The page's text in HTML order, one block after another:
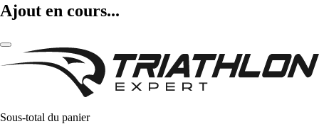
Ajout en cours...
Sous-total du panier